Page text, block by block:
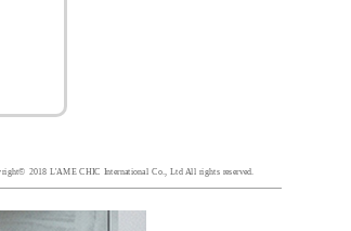
2018 L'AME CHIC International Co., Ltd All rights reserved.